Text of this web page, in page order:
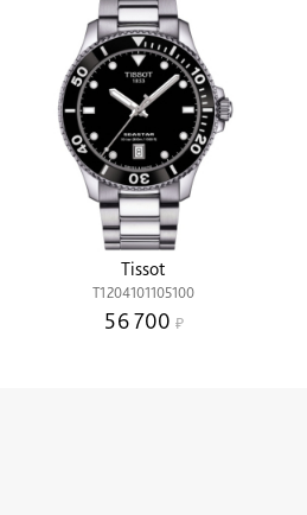
Tissot
T1204101105100
56 700